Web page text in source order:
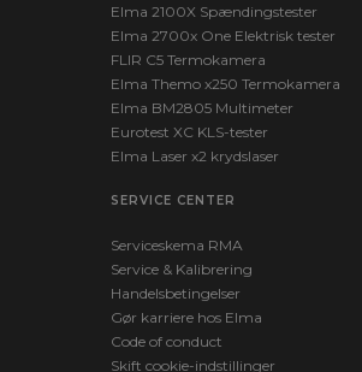
Elma 2100X Spændingstester
Elma 2700x One Elektrisk tester
FLIR C5 Termokamera
Elma Themo x250 Termokamera
Elma BM2805 Multimeter
Eurotest XC KLS-tester
Elma Laser x2 krydslaser
SERVICE CENTER
Serviceskema RMA
Service & Kalibrering
Handelsbetingelser
Gør karriere hos Elma
Code of conduct
Skift cookie-indstillinger